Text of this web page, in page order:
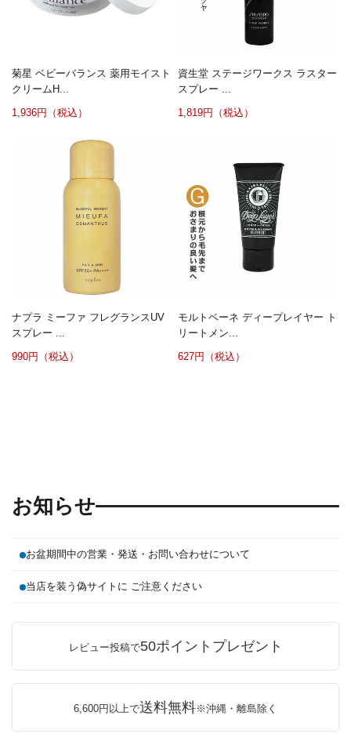
菊星 ベビーバランス 薬用モイスト
クリームH...
1,936円（税込）
資生堂 ステージワークス ラスター
スプレー ...
1,819円（税込）
ナプラ ミーファ フレグランスUV
スプレー ...
990円（税込）
モルトベーネ ディープレイヤー ト
リートメン...
627円（税込）
お知らせ
お盆期間中の営業・発送・お問い合わせについて
当店を装う偽サイトに ご注意ください
レビュー投稿で50ポイントプレゼント
6,600円以上で送料無料※沖縄・離島除く